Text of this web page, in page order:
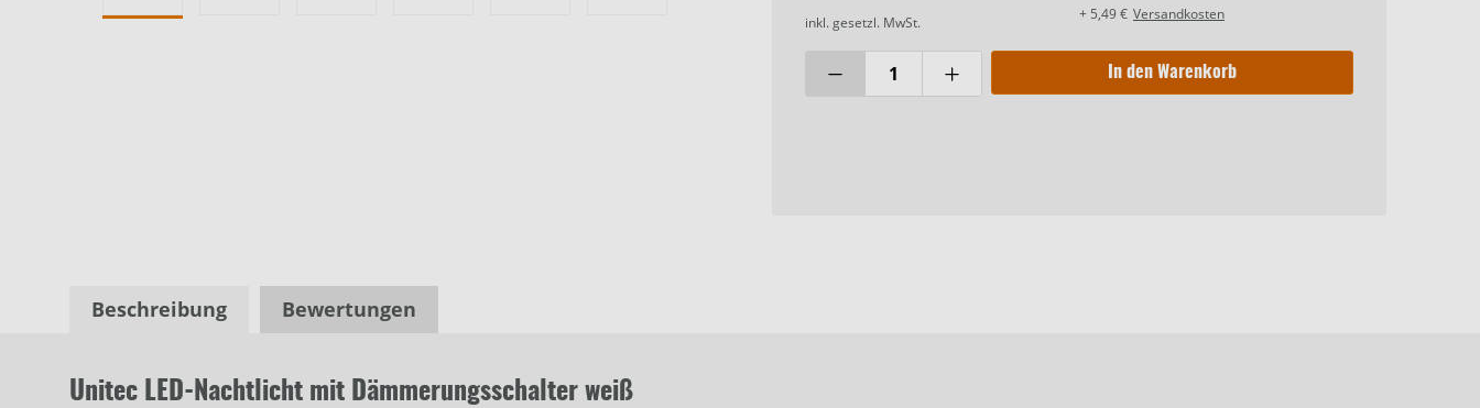
inkl. gesetzl. MwSt. + 5,49 € Versandkosten
In den Warenkorb
Beschreibung Bewertungen
Unitec LED-Nachtlicht mit Dämmerungsschalter weiß